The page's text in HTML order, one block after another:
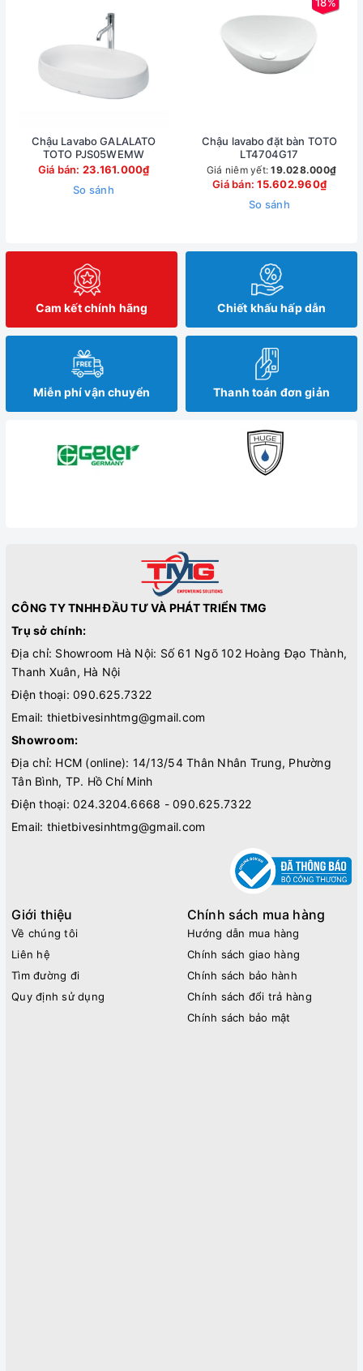
Chậu Lavabo GALALATO
TOTO PJS05WEMW
Giá bán: 23.161.000₫
So sánh
Chậu lavabo đặt bàn TOTO
LT4704G17
Giá niêm yết:19.028.000₫
Giá bán:15.602.960₫
So sánh
Cam kết chính hãng Chiết khấu hấp dẫn
Miễn phí vận chuyển Thanh toán đơn giản
CÔNG TY TNHH ĐẦU TƯ VÀ PHÁT TRIỂN TMG
Trụ sở chính:
Địa chỉ: Showroom Hà Nội: Số 61 Ngõ 102 Hoàng Đạo Thành,
Thanh Xuân, Hà Nội
Điện thoại: 090.625.7322
Email: thietbivesinhtmg@gmail.com
Showroom:
Địa chỉ: HCM (online): 14/13/54 Thân Nhân Trung, Phường
Tân Bình, TP. Hồ Chí Minh
Điện thoại: 024.3204.6668 - 090.625.7322
Email: thietbivesinhtmg@gmail.com
Giới thiệu
Về chúng tôi
Liên hệ
Tìm đường đi
Quy định sử dụng
Chính sách mua hàng
Hướng dẫn mua hàng
Chính sách giao hàng
Chính sách bảo hành
Chính sách đổi trả hàng
Chính sách bảo mật